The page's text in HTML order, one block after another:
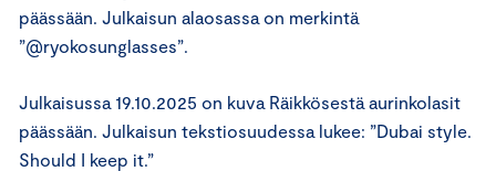
päässään. Julkaisun alaosassa on merkintä
”@ryokosunglasses”.
Julkaisussa 19.10.2025 on kuva Räikkösestä aurinkolasit
päässään. Julkaisun tekstiosuudessa lukee: ”Dubai style.
Should I keep it.”